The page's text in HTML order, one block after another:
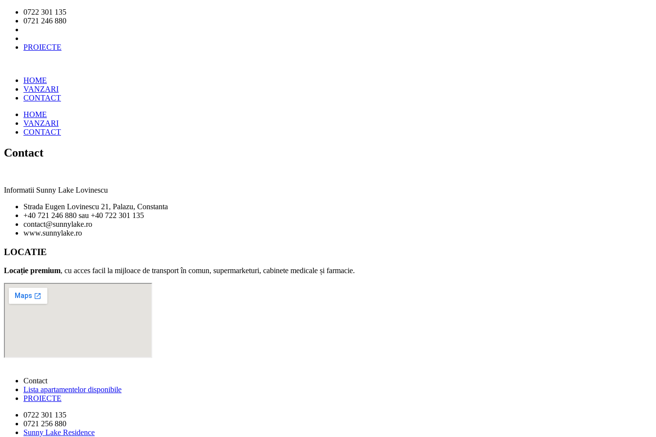
0722 301 135
0721 246 880
PROIECTE
HOME
VANZARI
CONTACT
HOME
VANZARI
CONTACT
Contact
Informatii Sunny Lake Lovinescu
Strada Eugen Lovinescu 21, Palazu, Constanta
+40 721 246 880 sau +40 722 301 135
contact@sunnylake.ro
www.sunnylake.ro
LOCATIE
Locație premium, cu acces facil la mijloace de transport în comun, supermarketuri, cabinete medicale și farmacie.
Contact
Lista apartamentelor disponibile
PROIECTE
0722 301 135
0721 256 880
Sunny Lake Residence